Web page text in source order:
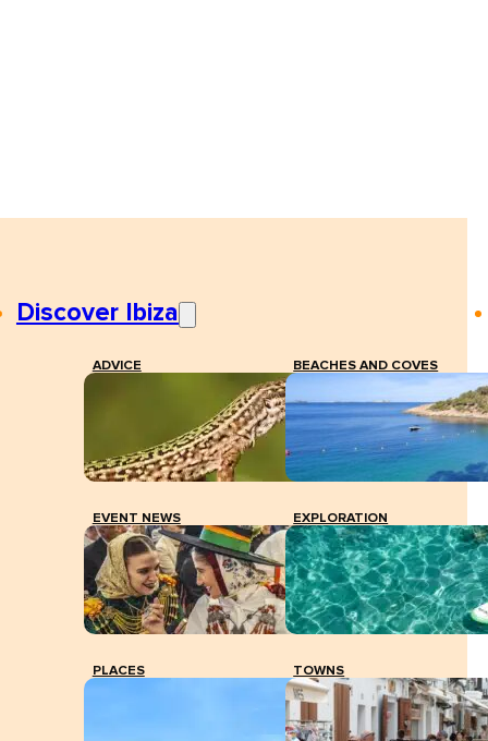
Discover Ibiza
ADVICE BEACHES AND COVES
EVENT NEWS EXPLORATION
PLACES TOWNS